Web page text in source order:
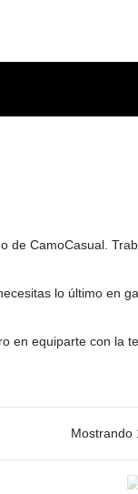
de CamoCasual.
lo último en
en equiparte con la
Mostrando